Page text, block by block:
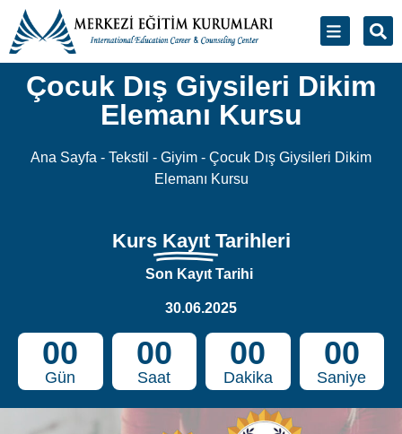
Çocuk Dış Giysileri Dikim
Elemanı Kursu
Ana Sayfa -Tekstil - Giyim -Çocuk Dış Giysileri Dikim
Elemanı Kursu
KursKayıt Tarihleri
30.06.2025
00
Saat
00
Dakika